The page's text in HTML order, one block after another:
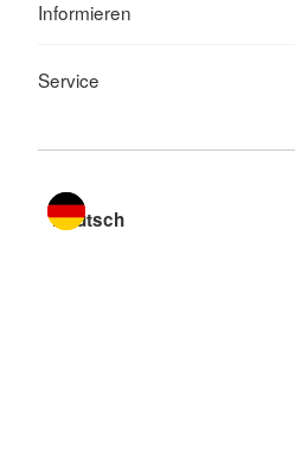
Informieren
Service
Sprache wechseln zu